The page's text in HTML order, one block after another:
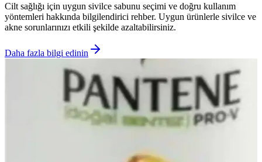
Cilt sağlığı için uygun sivilce sabunu seçimi ve doğru kullanım
yöntemleri hakkında bilgilendirici rehber. Uygun ürünlerle sivilce ve
akne sorunlarınızı etkili şekilde azaltabilirsiniz.
Daha fazla bilgi edinin